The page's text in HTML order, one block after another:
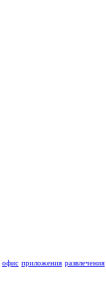
офис приложения развлечения